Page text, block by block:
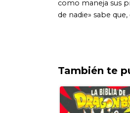
También te